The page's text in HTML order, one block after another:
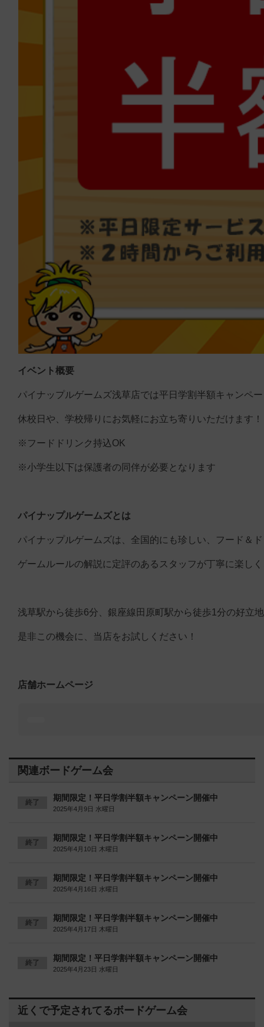
イベント概要
パイナップルゲームズ浅草店では平日学割半額キャンペ
休校日や、学校帰りにお気軽にお立ち寄りいただけます！
※フードドリンク持込OK
※小学生以下は保護者の同伴が必要となります
パイナップルゲームズとは
パイナップルゲームズは、全国的にも珍しい、フード＆
ゲームルールの解説に定評のあるスタッフが丁寧に楽し
浅草駅から徒歩6分、銀座線田原町駅から徒歩1分の好立
是非この機会に、当店をお試しください！
店舗ホームページ
関連ボードゲーム会
終了 期間限定！平日学割半額キャンペーン開催中
2025年4月9日 水曜日
終了 期間限定！平日学割半額キャンペーン開催中
2025年4月10日 木曜日
終了 期間限定！平日学割半額キャンペーン開催中
2025年4月16日 水曜日
終了 期間限定！平日学割半額キャンペーン開催中
2025年4月17日 木曜日
終了 期間限定！平日学割半額キャンペーン開催中
2025年4月23日 水曜日
近くで予定されてるボードゲーム会